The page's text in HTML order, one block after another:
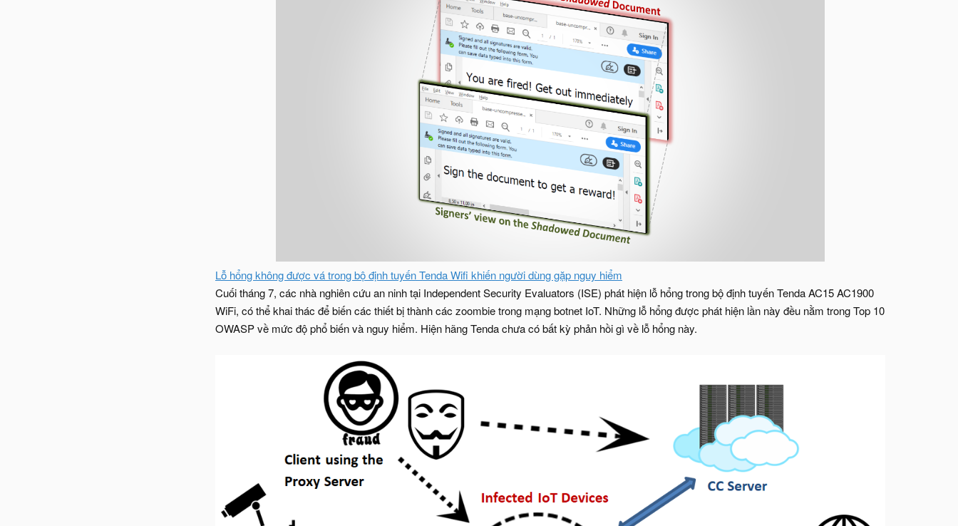
Lỗ hổng không được vá trong bộ định tuyến Tenda Wifi khiến người dùng gặp nguy hiểm
Cuối tháng 7, các nhà nghiên cứu an ninh tại Independent Security Evaluators (ISE) phát hiện lỗ hổng trong bộ định tuyến Tenda AC15 AC1900
WiFi, có thể khai thác để biến các thiết bị thành các zoombie trong mạng botnet IoT. Những lỗ hổng được phát hiện lần này đều nằm trong Top 10
OWASP về mức độ phổ biến và nguy hiểm. Hiện hãng Tenda chưa có bất kỳ phản hồi gì về lỗ hổng này.